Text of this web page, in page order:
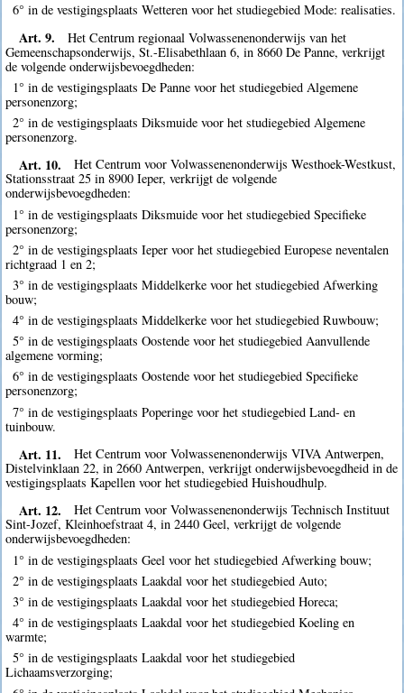
6° in de vestigingsplaats Wetteren voor het studiegebied Mode: realisaties.
Art. 9.
Het Centrum regionaal Volwassenenonderwijs van het
Gemeenschapsonderwijs, St.-Elisabethlaan 6, in 8660 De Panne, verkrijgt
de volgende onderwijsbevoegdheden:
1° in de vestigingsplaats De Panne voor het studiegebied Algemene
personenzorg;
2° in de vestigingsplaats Diksmuide voor het studiegebied Algemene
personenzorg.
Art. 10.
Het Centrum voor Volwassenenonderwijs Westhoek-Westkust,
Stationsstraat 25 in 8900 Ieper, verkrijgt de volgende
onderwijsbevoegdheden:
1° in de vestigingsplaats Diksmuide voor het studiegebied Specifieke
personenzorg;
2° in de vestigingsplaats Ieper voor het studiegebied Europese neventalen
richtgraad 1 en 2;
3° in de vestigingsplaats Middelkerke voor het studiegebied Afwerking
bouw;
4° in de vestigingsplaats Middelkerke voor het studiegebied Ruwbouw;
5° in de vestigingsplaats Oostende voor het studiegebied Aanvullende
algemene vorming;
6° in de vestigingsplaats Oostende voor het studiegebied Specifieke
personenzorg;
7° in de vestigingsplaats Poperinge voor het studiegebied Land- en
tuinbouw.
Art. 11.
Het Centrum voor Volwassenenonderwijs VIVA Antwerpen,
Distelvinklaan 22, in 2660 Antwerpen, verkrijgt onderwijsbevoegdheid in de
vestigingsplaats Kapellen voor het studiegebied Huishoudhulp.
Art. 12.
Het Centrum voor Volwassenenonderwijs Technisch Instituut
Sint-Jozef, Kleinhoefstraat 4, in 2440 Geel, verkrijgt de volgende
onderwijsbevoegdheden:
1° in de vestigingsplaats Geel voor het studiegebied Afwerking bouw;
2° in de vestigingsplaats Laakdal voor het studiegebied Auto;
3° in de vestigingsplaats Laakdal voor het studiegebied Horeca;
4° in de vestigingsplaats Laakdal voor het studiegebied Koeling en
warmte;
5° in de vestigingsplaats Laakdal voor het studiegebied
Lichaamsverzorging;